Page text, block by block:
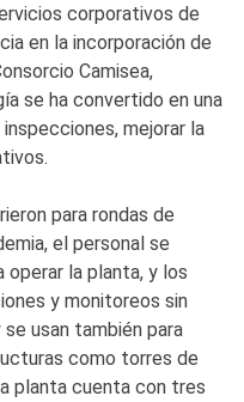
corporativos de
en la incorporación de
Camisea,
se ha convertido en una
mejorar la
para rondas de
el personal se
operar la planta, y los
y monitoreos sin
usan también para
como torres de
planta cuenta con tres